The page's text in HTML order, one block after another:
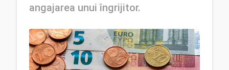
angajarea unui îngrijitor.